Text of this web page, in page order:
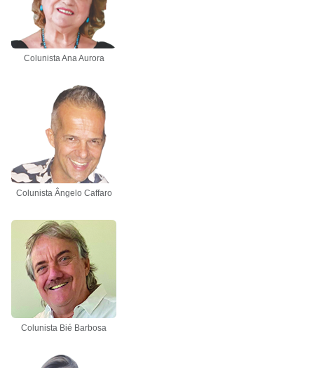
Colunista Ana Aurora
Colunista Ângelo Caffaro
Colunista Bié Barbosa